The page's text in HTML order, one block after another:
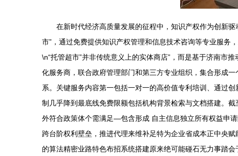
在新时代经济高质量发展的征程中，知识产权作为创新
市”，通过免费提供知识产权管理和信息技术咨询等专业服务
\n“托管超市”并非传统意义上的实体商店”，而是基于济南市
化服务商，联合政府管理部门和第三方专业组织，集合形成
系。关键服务内容第一包括一对一的高价值专利培训、通过
制几乎降到最底线免费限额包括机构背景检索与文档搭建。
外符合政策体个需满足—包含形成 自主信息独立所有权益申
跨台阶权利壁垒，推进代理来维补足特为企业省成本正中央赋
的算法精密业路特色布招系统搭建原来绝可能碰石无力事踏